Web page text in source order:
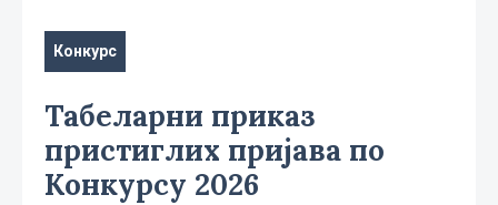
Конкурс
Табеларни приказ
пристиглих пријава по
Конкурсу 2026